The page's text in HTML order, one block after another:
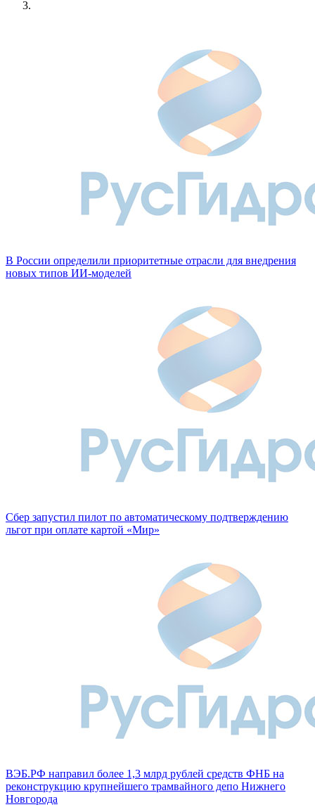
В России определили приоритетные отрасли для внедрения
новых типов ИИ-моделей
Сбер запустил пилот по автоматическому подтверждению
льгот при оплате картой «Мир»
ВЭБ.РФ направил более 1,3 млрд рублей средств ФНБ на
реконструкцию крупнейшего трамвайного депо Нижнего
Новгорода